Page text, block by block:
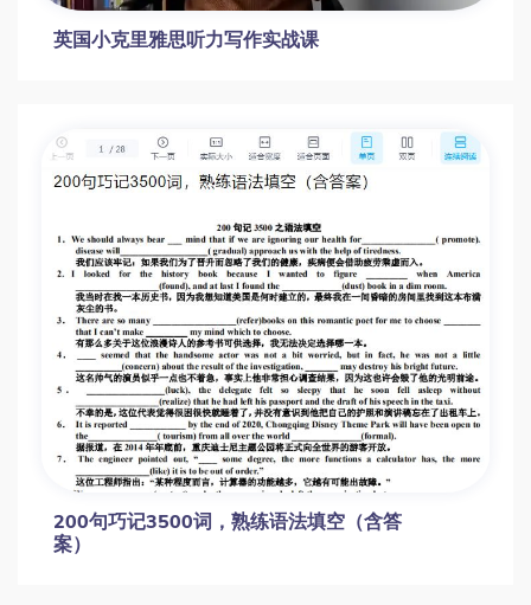
英国小克里雅思听力写作实战课
200句巧记3500词，熟练语法填空（含答
案）